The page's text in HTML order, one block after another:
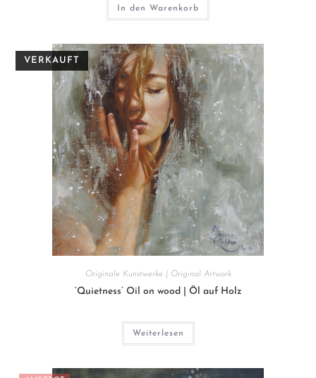
3.800€
2.900€.
In den Warenkorb
Originale Kunstwerke | Original Artwork
‘Quietness’ Oil on wood | Öl auf Holz
Weiterlesen